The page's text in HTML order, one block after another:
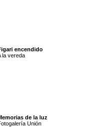
encendido
la vereda
de la luz
Unión